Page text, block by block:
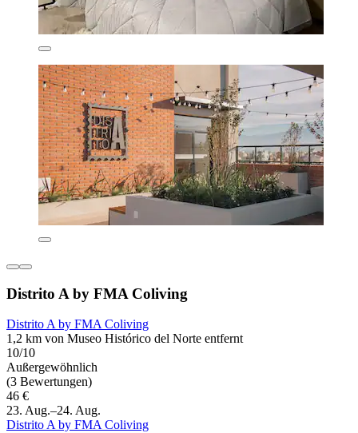
Distrito A by FMA Coliving
Distrito A by FMA Coliving
1,2 km von Museo Histórico del Norte entfernt
10/10
Außergewöhnlich
(3 Bewertungen)
46 €
23. Aug.–24. Aug.
Distrito A by FMA Coliving